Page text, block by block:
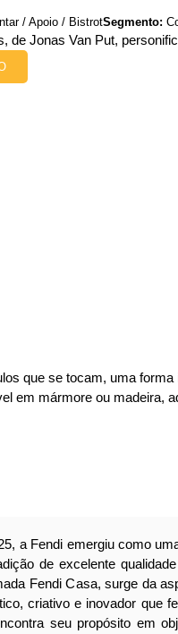
/ Apoio / BistrotSegmento:
de Jonas Van Put,
que se tocam, uma forma
em mármore ou madeira,
a Fendi emergiu como
de excelente
Fendi Casa, surge da
criativo e inovador que
seu propósito em